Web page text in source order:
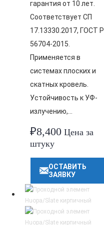
гарантия от 10 лет.
Соответствует СП
17.13330.2017, ГОСТ Р
56704-2015.
Применяется в
системах плоских и
скатных кровель.
Устойчивость к УФ-
излучению,…
₽8,400 Цена за
штуку
ОСТАВИТЬ
ЗАЯВКУ